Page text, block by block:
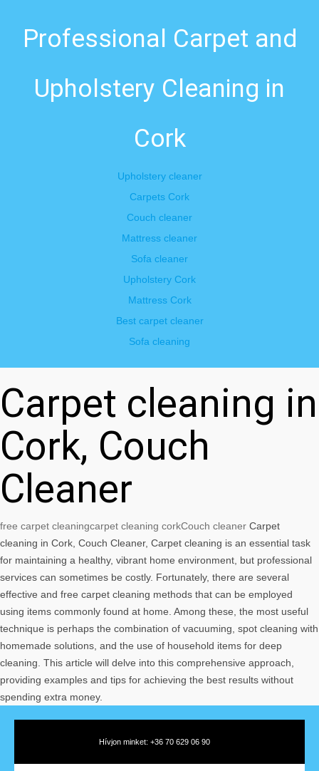
Professional Carpet and
Upholstery Cleaning in
Cork
Upholstery cleaner
Carpets Cork
Couch cleaner
Mattress cleaner
Sofa cleaner
Upholstery Cork
Mattress Cork
Best carpet cleaner
Sofa cleaning
Carpet cleaning in
Cork, Couch
Cleaner
free carpet cleaningcarpet cleaning corkCouch cleaner Carpet
cleaning in Cork, Couch Cleaner, Carpet cleaning is an essential task
for maintaining a healthy, vibrant home environment, but professional
services can sometimes be costly. Fortunately, there are several
effective and free carpet cleaning methods that can be employed
using items commonly found at home. Among these, the most useful
technique is perhaps the combination of vacuuming, spot cleaning with
homemade solutions, and the use of household items for deep
cleaning. This article will delve into this comprehensive approach,
providing examples and tips for achieving the best results without
spending extra money.
Hívjon minket: +36 70 629 06 90